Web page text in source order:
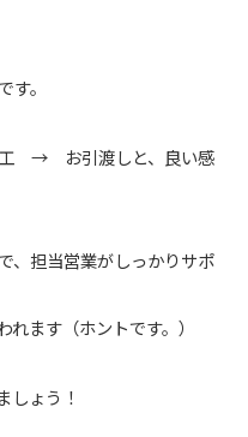
。
お引渡しと、良い感
、担当営業がしっかりサポ
す（ホントです。）
しょう！